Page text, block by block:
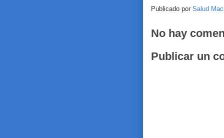
Publicado por Salud
No hay
Publicar un